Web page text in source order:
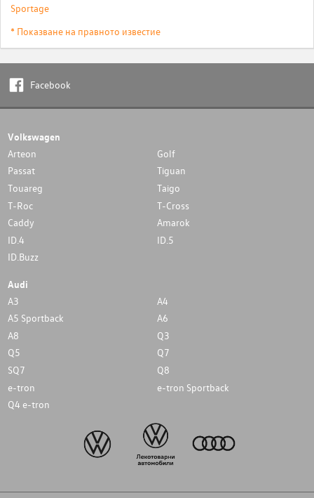
Sportage
* Показване на правното известие
Facebook
Volkswagen
Arteon
Golf
Passat
Tiguan
Touareg
Taigo
T-Roc
T-Cross
Caddy
Amarok
ID.4
ID.5
ID.Buzz
Audi
A3
A4
A5 Sportback
A6
A8
Q3
Q5
Q7
SQ7
Q8
e-tron
e-tron Sportback
Q4 e-tron